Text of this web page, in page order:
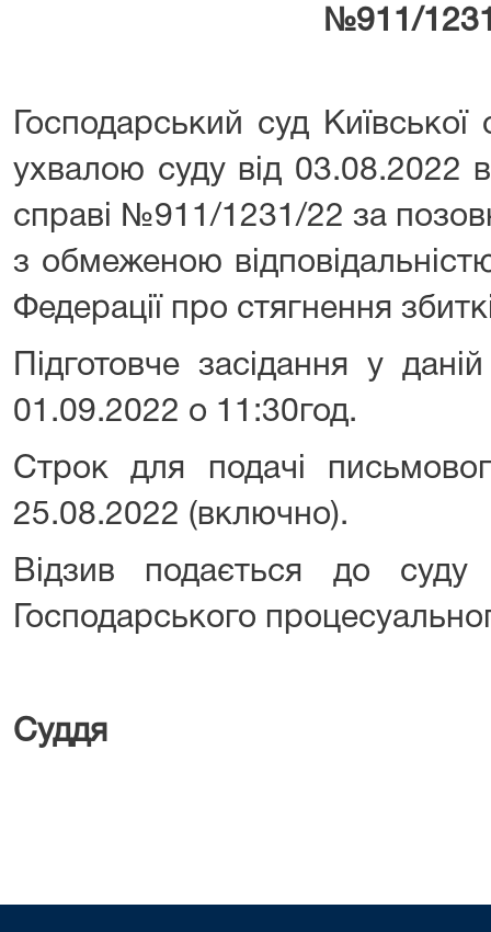
№911/
Господарський суд
ухвалою суду від 03.08.2022
справі №911/1231/22 за
з обмеженою
Федерації про стягнення
Підготовче засідання у
01.09.2022 о 11:30год.
Строк для подачі
25.08.2022 (включно).
Відзив подається до
Господарського
Суддя